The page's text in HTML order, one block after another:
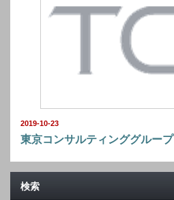
2019-10-23
東京コンサルティンググループ
検索